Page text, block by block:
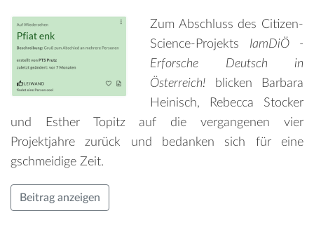
Zum Abschluss des Citizen-
Science-Projekts IamDiÖ -
Erforsche Deutsch in
Österreich! blicken Barbara
Heinisch, Rebecca Stocker
und Esther Topitz auf die vergangenen vier
Projektjahre zurück und bedanken sich für eine
gschmeidige Zeit.
Beitrag anzeigen